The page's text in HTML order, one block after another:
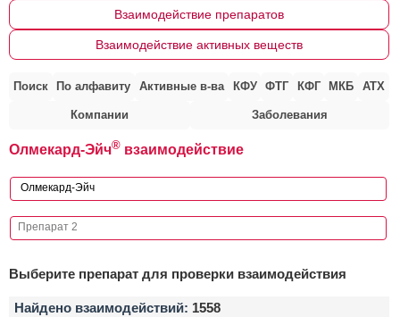
Взаимодействие препаратов
Взаимодействие активных веществ
Поиск По алфавиту Активные в-ва КФУ ФТГ КФГ МКБ АТХ
Компании Заболевания
Олмекард-Эйч® взаимодействие
Выберите препарат для проверки взаимодействия
Найдено взаимодействий: 1558